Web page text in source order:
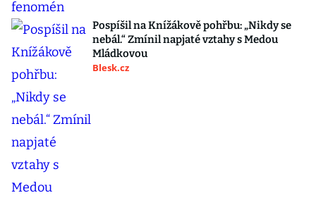
Pospíšil na Knížákově pohřbu: „Nikdy se
nebál.“ Zmínil napjaté vztahy s Medou
Mládkovou
Blesk.cz